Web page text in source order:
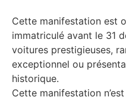
Cette manifestation est
immatriculé avant le 31
voitures prestigieuses,
exceptionnel ou
historique.
Cette manifestation